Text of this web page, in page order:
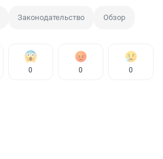
Законодательство Обзор
0 0 0